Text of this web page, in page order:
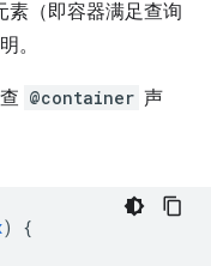
素（即容器满足查询
。
@container 声
)
{